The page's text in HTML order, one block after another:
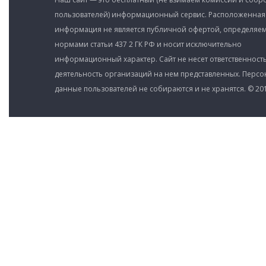
пользователей) информационный сервис.
информация не является публичной офертой,
нормами статьи 437 2 ГК РФ и носит исключительно
информационный характер. Сайт не несет
деятельность организаций на нем представленных.
данные пользователей не собираются и не хранятся. ©